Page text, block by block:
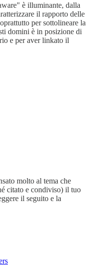
è illuminante, dalla
il rapporto delle
per sottolineare la
domini è in posizione di
e per aver linkato il
molto al tema che
citato e condiviso) il tuo
il seguito e la